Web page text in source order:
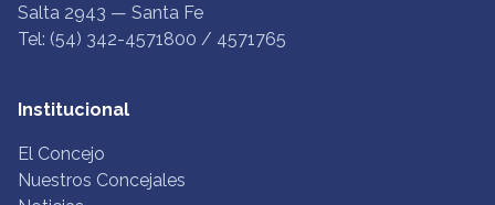
Salta 2943 — Santa Fe
Tel: (54) 342-4571800 / 4571765
Institucional
El Concejo
Nuestros Concejales